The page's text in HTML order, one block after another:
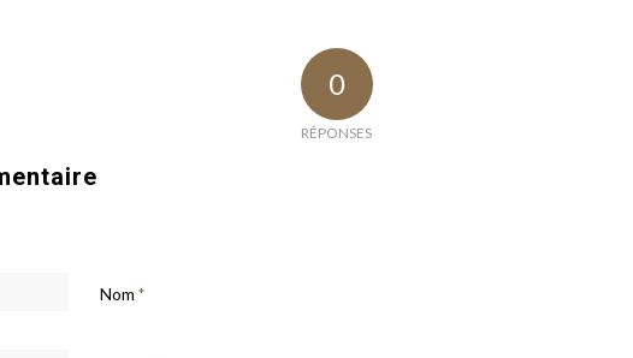
0
RÉPONSES
Nom *